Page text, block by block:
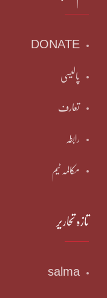
DONATE
پالیسی
تعارف
رابطہ
مکالمہ ٹیم
تازہ تحاریر
salma